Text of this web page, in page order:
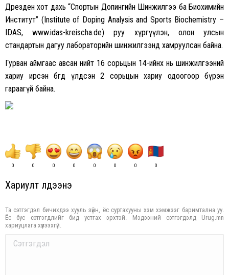
Дрезден хот дахь “Спортын Допингийн Шинжилгээ ба Биохимийн
Институт” (Institute of Doping Analysis and Sports Biochemistry –
IDAS, www.idas-kreischa.de) руу хүргүүлэн, олон улсын
стандартын дагуу лабораторийн шинжилгээнд хамруулсан байна.
Гурван аймгаас авсан нийт 16 сорьцын 14-ийнх нь шинжилгээний
хариу ирсэн бөгөөд үлдсэн 2 сорьцын хариу одоогоор бүрэн
гараагүй байна.
0 0 0 0 0 0 0 0
Хариулт үлдээнэ үү
Та сэтгэгдэл бичихдээ хууль зүйн, ёс суртахууны хэм хэмжээг баримтална уу.
Ёс бус сэтгэгдлийг бид устгах эрхтэй. Мэдээний сэтгэгдэлд Urug.mn
хариуцлага хүлээхгүй.
Comment